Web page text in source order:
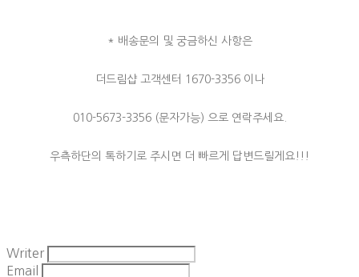
* 배송문의 및 궁금하신 사항은
더드림샵 고객센터 1670-3356 이나
010-5673-3356 (문자가능) 으로 연락주세요.
우측하단의 톡하기로 주시면 더 빠르게 답변드릴게요!!!
Writer
Email